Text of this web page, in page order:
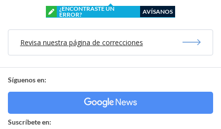
¿ENCONTRASTE UN
ERROR?
AVÍSANOS
Revisa nuestra página de correcciones
Síguenos en:
Suscríbete en: